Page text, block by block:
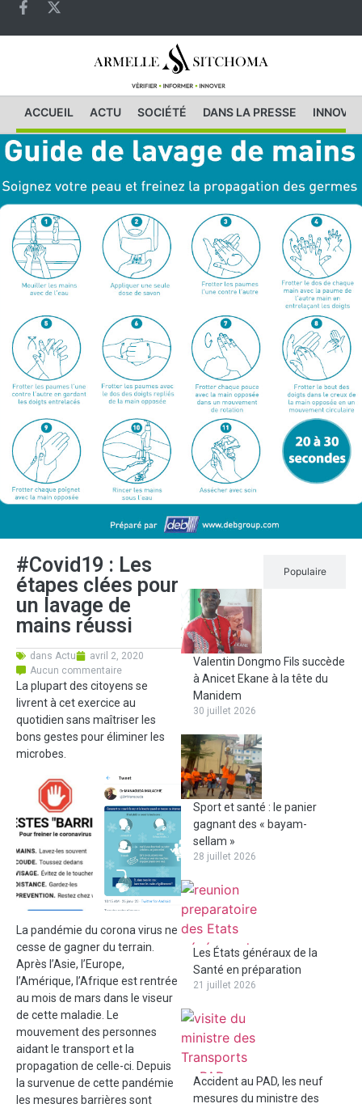
ACCUEIL ACTU SOCIÉTÉ DANS LA PRESSE
#Covid19 : Les
étapes clées pour
un lavage de
mains réussi
dans Actu
avril 2, 2020
Aucun commentaire
La plupart des citoyens se
livrent à cet exercice au
quotidien sans maîtriser les
bons gestes pour éliminer les
microbes.
La pandémie du corona virus ne
cesse de gagner du terrain.
Après l’Asie, l’Europe,
l’Amérique, l’Afrique est rentrée
au mois de mars dans le viseur
de cette maladie. Le
mouvement des personnes
aidant le transport et la
propagation de celle-ci. Depuis
la survenue de cette pandémie
les mesures barrières sont
Populaire
Valentin Dongmo Fils succède
à Anicet Ekane à la tête du
Manidem
30 juillet 2026
Sport et santé : le panier
gagnant des « bayam-
sellam »
28 juillet 2026
Les États généraux de la
Santé en préparation
21 juillet 2026
Accident au PAD, les neuf
mesures du ministre des